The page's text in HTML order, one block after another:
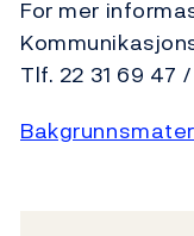
For mer
Tlf. 22 31 69 47